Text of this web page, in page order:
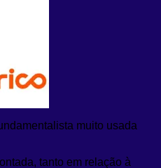
muito usada
tanto em relação à